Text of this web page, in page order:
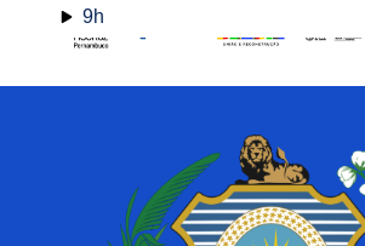
9h